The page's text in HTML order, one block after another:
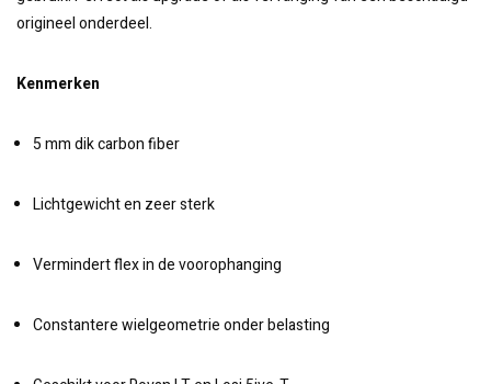
origineel onderdeel.
Kenmerken
5 mm dik carbon fiber
Lichtgewicht en zeer sterk
Vermindert flex in de voorophanging
Constantere wielgeometrie onder belasting